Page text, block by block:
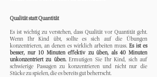
Qualität statt Quantität
Es ist wichtig zu verstehen, dass Qualität vor Quantität geht.
Wenn Ihr Kind übt, sollte es sich auf die Übungen
konzentrieren, an denen es wirklich arbeiten muss. Es ist es
besser, nur 10 Minuten effektiv zu üben, als 40 Minuten
unkonzentriert zu üben.Ermutigen Sie Ihr Kind, sich auf
schwierige Passagen zu konzentrieren und nicht nur die
Stücke zu spielen, die es bereits gut beherrscht.